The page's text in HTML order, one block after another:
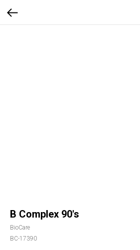
B Complex 90's
BioCare
BC-17390